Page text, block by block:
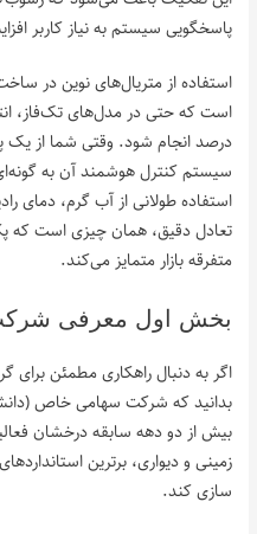
پاسخگویی سیستم به نیاز کاربر
درصد انجام شود. وقتی شما از یک
سیستم کنترل هوشمند آن به
استفاده طولانی از آب گرم، دمای
تعادل دقیق، همان چیزی است که
متفرقه بازار متمایز می‌کند.
بخش اول معرفی
اگر به دنبال راهکاری مطمئن
بدانید که شرکت سهامی خاص (دانش
بیش از دو دهه سابقه درخشان
زمینی و دیواری، برترین
سازی کند.